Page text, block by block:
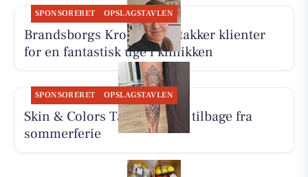
SPONSORERET OPSLAGSTAVLEN
Brandsborgs Kropsterapi takker klienter
for en fantastisk uge i klinikken
SPONSORERET OPSLAGSTAVLEN
Skin & Colors Tattoo ApS er tilbage fra
sommerferie